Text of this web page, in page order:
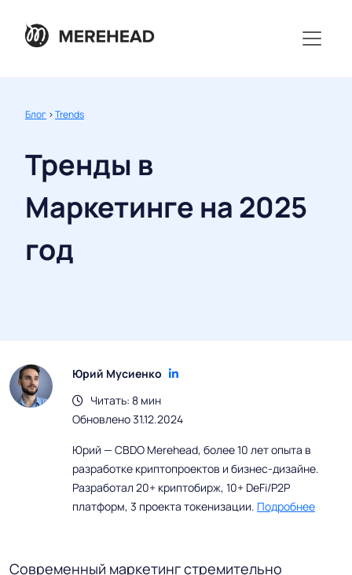
Блог >Trends
Тренды в
Маркетинге на 2025
год
Юрий Мусиенко
Читать: 8 мин
Обновлено 31.12.2024
Юрий — CBDO Merehead, более 10 лет опыта в
разработке криптопроектов и бизнес-дизайне.
Разработал 20+ криптобирж, 10+ DeFi/P2P
платформ, 3 проекта токенизации. Подробнее
Современный маркетинг стремительно